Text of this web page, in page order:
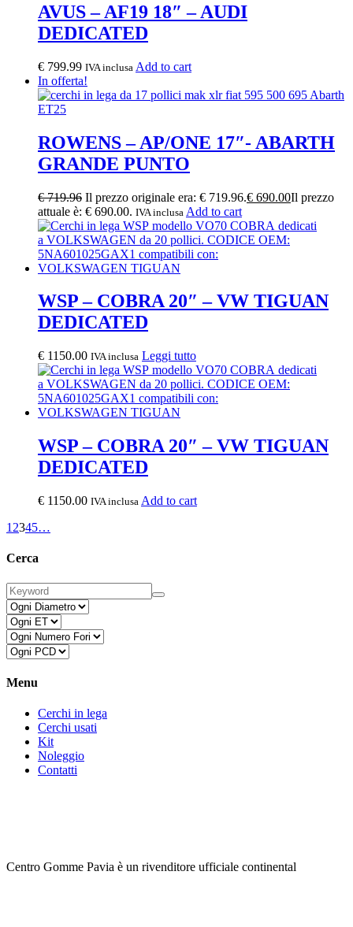
AVUS – AF19 18″ – AUDI
DEDICATED
€ 799.99 IVA inclusa Add to cart
In offerta!
ROWENS – AP/ONE 17″- ABARTH
GRANDE PUNTO
€719.96 Il prezzo originale era: € 719.96.€ 690.00Il prezzo
attuale è: € 690.00. IVA inclusa Add to cart
WSP – COBRA 20″ – VW TIGUAN
DEDICATED
€ 1150.00 IVA inclusa Leggi tutto
WSP – COBRA 20″ – VW TIGUAN
DEDICATED
€ 1150.00 IVA inclusa Add to cart
1 2345…
Cerca
Menu
Cerchi in lega
Cerchi usati
Kit
Noleggio
Contatti
Centro Gomme Pavia è un rivenditore ufficiale continental